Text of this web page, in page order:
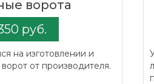
ворота
руб.
на изготовлении и
от производителя.